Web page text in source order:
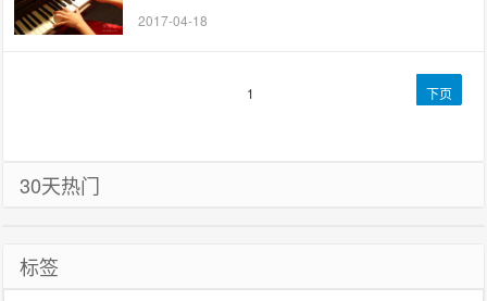
2017-04-18
航
1
下页
30天热门
标签